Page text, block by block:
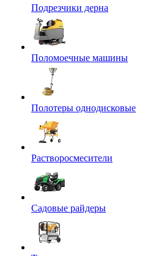
Подрезчики дерна
Поломоечные машины
Полотеры однодисковые
Растворосмесители
Садовые райдеры